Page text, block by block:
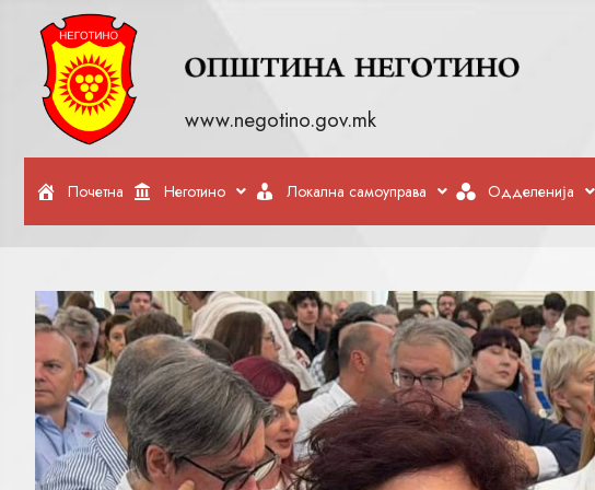
www.negotino.gov.mk
Почетна Неготино Локална самоуправа Одделенија